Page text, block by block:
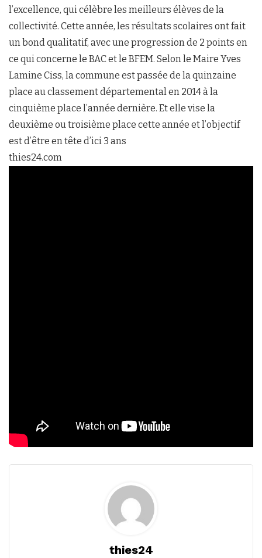
l’excellence, qui célèbre les meilleurs élèves de la
collectivité. Cette année, les résultats scolaires ont fait
un bond qualitatif, avec une progression de 2 points en
ce qui concerne le BAC et le BFEM. Selon le Maire Yves
Lamine Ciss, la commune est passée de la quinzaine
place au classement départemental en 2014 à la
cinquième place l’année dernière. Et elle vise la
deuxième ou troisième place cette année et l’objectif
est d’être en tête d’ici 3 ans
thies24.com
thies24